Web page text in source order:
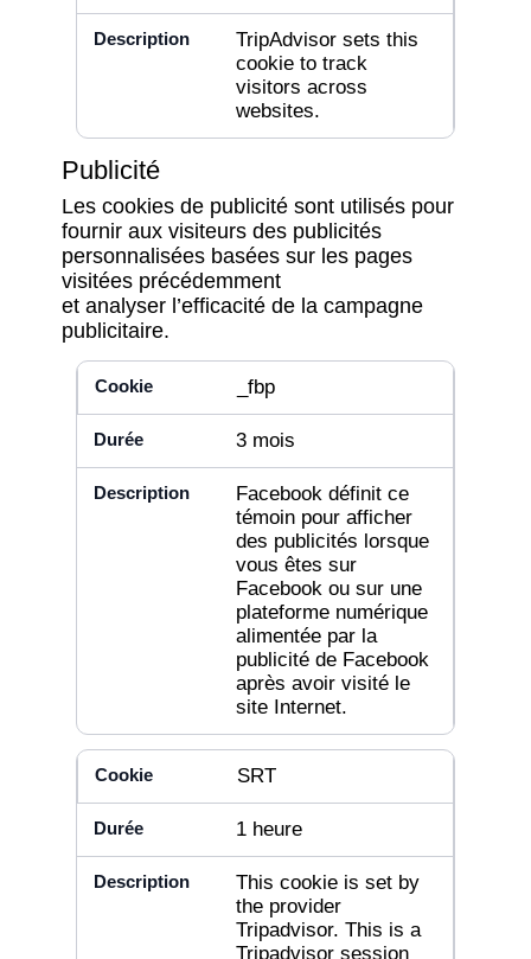
TripAdvisor sets this
cookie to track
visitors across
websites.
Publicité
Les cookies de publicité sont utilisés pour
fournir aux visiteurs des publicités
personnalisées basées sur les pages
visitées précédemment
et analyser l’efficacité de la campagne
publicitaire.
_fbp
3 mois
Facebook définit ce
témoin pour afficher
des publicités lorsque
vous êtes sur
Facebook ou sur une
plateforme numérique
alimentée par la
publicité de Facebook
après avoir visité le
site Internet.
SRT
1 heure
This cookie is set by
the provider
Tripadvisor. This is a
Tripadvisor session